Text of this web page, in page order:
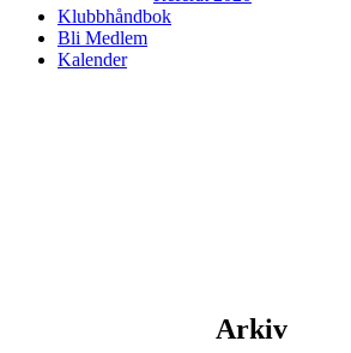
Klubbhåndbok
Bli Medlem
Kalender
Arkiv